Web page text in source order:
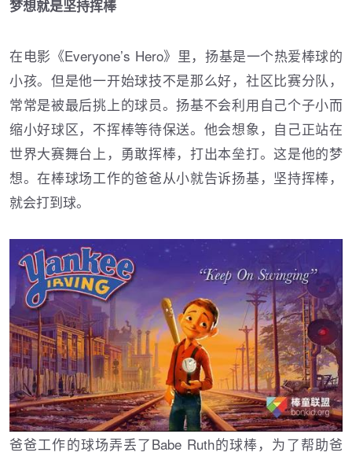
梦想就是坚持挥棒
在电影《Everyone’s Hero》里，扬基是一个热爱棒球的
小孩。但是他一开始球技不是那么好，社区比赛分队，
常常是被最后挑上的球员。扬基不会利用自己个子小而
缩小好球区，不挥棒等待保送。他会想象，自己正站在
世界大赛舞台上，勇敢挥棒，打出本垒打。这是他的梦
想。在棒球场工作的爸爸从小就告诉扬基，坚持挥棒，
就会打到球。
爸爸工作的球场弄丢了Babe Ruth的球棒，为了帮助爸